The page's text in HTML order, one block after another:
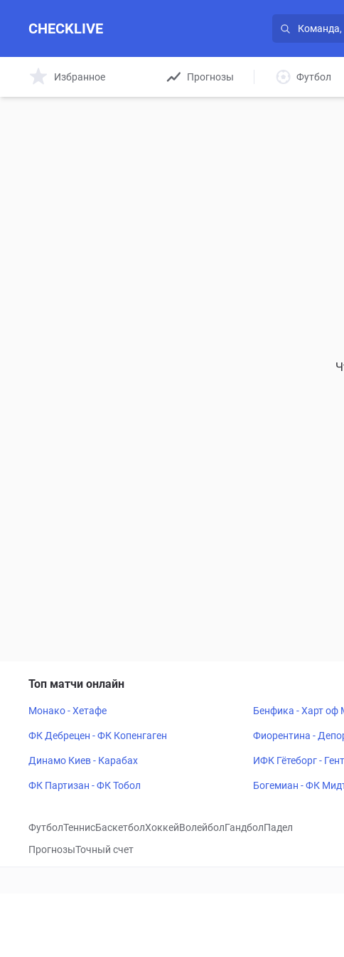
CHECKLIVE
Избранное Прогнозы Футбол
Топ матчи онлайн
Монако - Хетафе Бенфика - Харт оф
ФК Дебрецен - ФК Копенгаген Фиорентина -
Динамо Киев - Карабах ИФК Гётеборг - Гент
ФК Партизан - ФК Тобол Богемиан - ФК
ФутболТеннисБаскетболХоккейВолейболГандболПадел
ПрогнозыТочный счет